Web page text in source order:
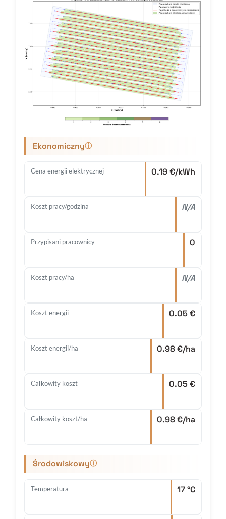
Ekonomicznyⓘ
Cena energii elektrycznej 0.19 €/kWh
Koszt pracy/godzina N/A
Przypisani pracownicy 0
Koszt pracy/ha N/A
Koszt energii 0.05 €
Koszt energii/ha 0.98 €/ha
Całkowity koszt 0.05 €
Całkowity koszt/ha 0.98 €/ha
Środowiskowyⓘ
Temperatura 17 °C